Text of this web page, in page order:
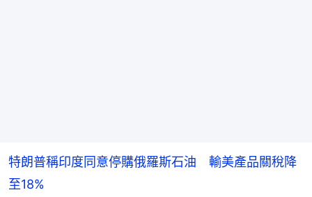
特朗普稱印度同意停購俄羅斯石油 輸美產品關稅降
至18%